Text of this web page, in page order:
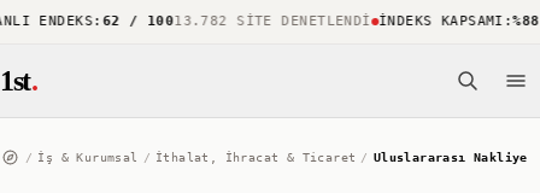
ENDEKS:62 / 10013.782 SITE DENETLENDI İNDEKS KAPSAMI:%88
1st.
/ İş & Kurumsal / İthalat, İhracat & Ticaret / Uluslararası Nakliye